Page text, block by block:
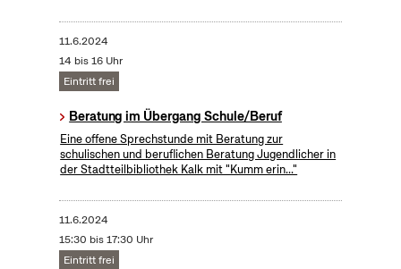
11.6.2024
14 bis 16 Uhr
Eintritt frei
Beratung im Übergang Schule/Beruf
Eine offene Sprechstunde mit Beratung zur
schulischen und beruflichen Beratung Jugendlicher in
der Stadtteilbibliothek Kalk mit "Kumm erin..."
11.6.2024
15:30 bis 17:30 Uhr
Eintritt frei